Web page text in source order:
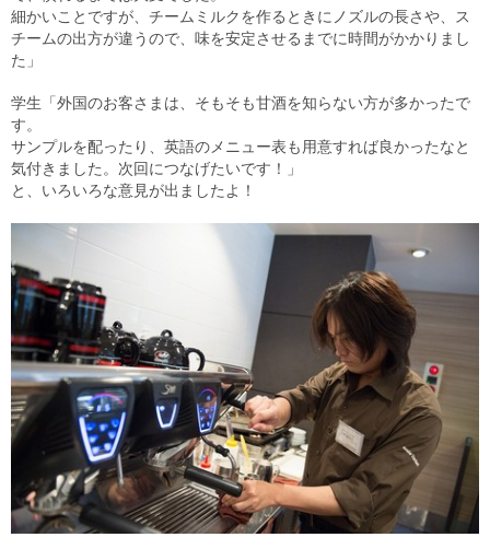
細かいことですが、チームミルクを作るときにノズルの長さや、ス
チームの出方が違うので、味を安定させるまでに時間がかかりまし
た」
学生「外国のお客さまは、そもそも甘酒を知らない方が多かったで
す。
サンプルを配ったり、英語のメニュー表も用意すれば良かったなと
気付きました。次回につなげたいです！」
と、いろいろな意見が出ましたよ！